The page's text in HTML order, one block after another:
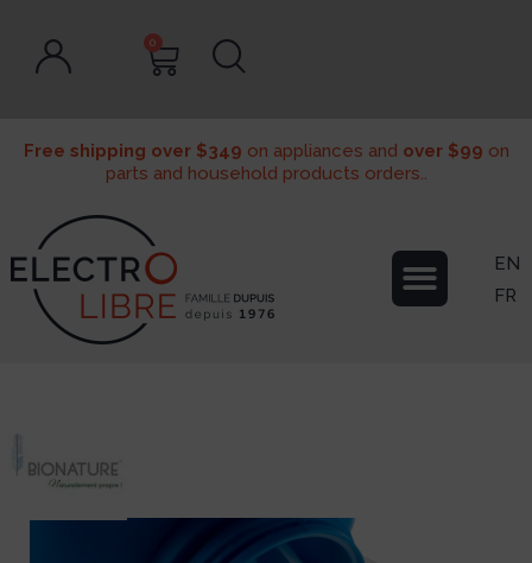
0
Free shipping over $349 on appliances and over $99 on
parts and household products orders..
EN
FR